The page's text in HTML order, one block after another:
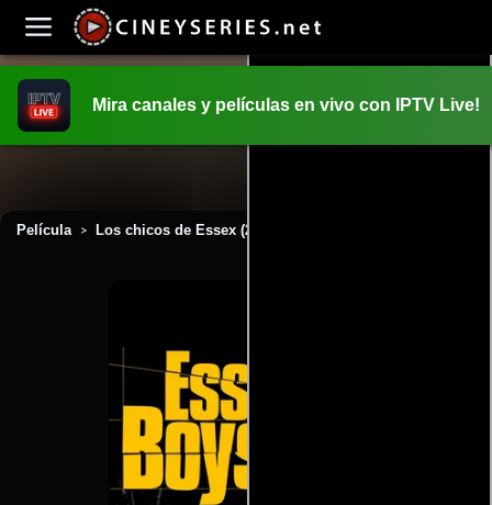
Mira canales y películas en vivo con IPTV Live!
Película > Los chicos de Essex (2000)